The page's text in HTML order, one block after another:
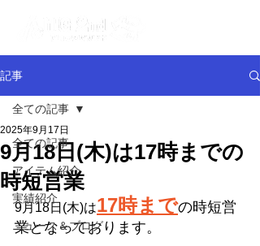
記事
全ての記事
アイテム紹介
実績紹介
ニュース＆ブログ
全ての記事
9月18日(木)は17時までの
時短営業
2025年9月17日
9月18日(木)は17時までの時短営
業となっております。